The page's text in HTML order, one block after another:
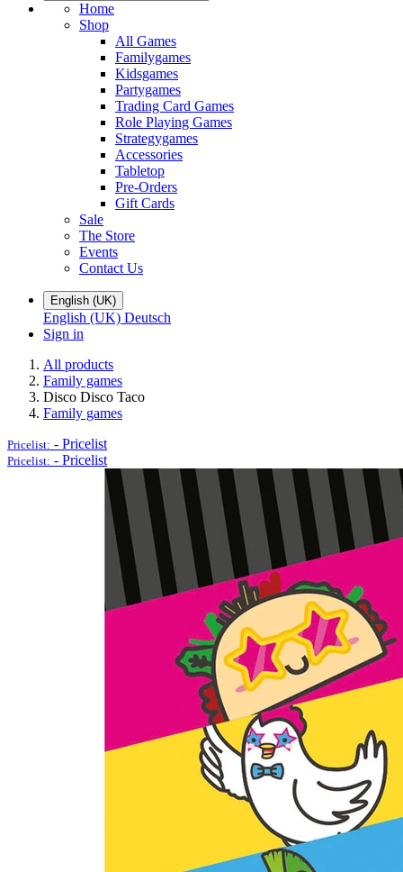
Home
Shop
All Games
Familygames
Kidsgames
Partygames
Trading Card Games
Role Playing Games
Strategygames
Accessories
Tabletop
Pre-Orders
Gift Cards
Sale
The Store
Events
Contact Us
English (UK)
English (UK) Deutsch
Sign in
All products
Family games
Disco Disco Taco
Family games
Pricelist: - Pricelist
Pricelist: - Pricelist